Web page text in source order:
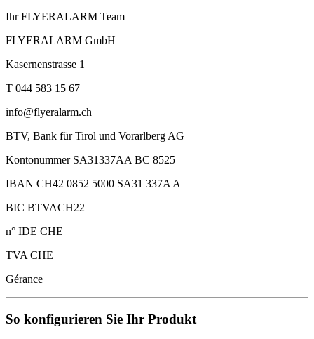
Ihr FLYERALARM Team
FLYERALARM GmbH
Kasernenstrasse 1
T 044 583 15 67
info@flyeralarm.ch
BTV, Bank für Tirol und Vorarlberg AG
Kontonummer SA31337AA BC 8525
IBAN CH42 0852 5000 SA31 337A A
BIC BTVACH22
n° IDE CHE
TVA CHE
Gérance
So konfigurieren Sie Ihr Produkt